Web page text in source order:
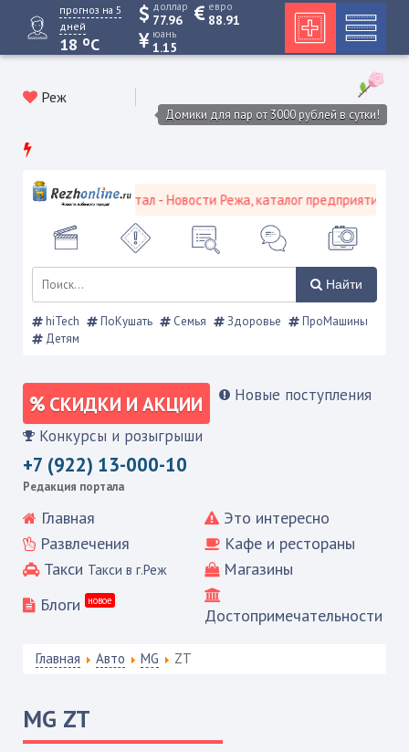
прогноз на 5
дней
18 oC
доллар
77.96
евро
88.91
юань
1.15
Реж
Домики для пар от 3000 рублей в сутки!
городской портал - Новости Режа, каталог предприятий,
Найти
hiTech ПоКушать Семья Здоровье
ПроМашины
Детям
СКИДКИ И АКЦИИ Новые поступления
Конкурсы и розыгрыши
+7 (922) 13-000-10
Редакция портала
Главная
Это интересно
Развлечения
Кафе и рестораны
Такси Такси в г.Реж
Магазины
Блоги
новое
Достопримечательности
Главная Авто MG ZT
MG ZT